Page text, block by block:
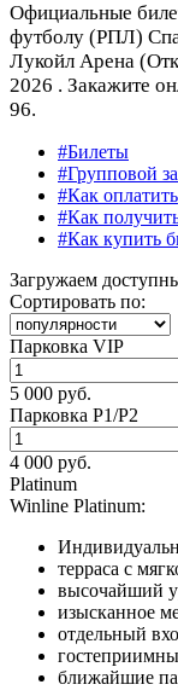
Официальные
футболу (РПЛ)
Лукойл Арена
2026 . Закажите
96.
#Билеты
#Групповой
#Как оплатить
#Как
#Как купить
Загружаем
Сортировать по:
Парковка VIP
5 000 руб.
Парковка P1/P2
4 000 руб.
Platinum
Winline Platinum:
терраса с
высочайший
изысканное
отдельный
ближайшие